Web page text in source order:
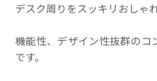
デスク周りをスッキリおしゃれ
機能性、デザイン性抜群のコ
です。